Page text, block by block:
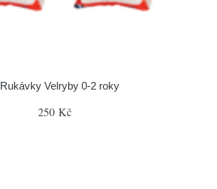
Rukávky Velryby 0-2 roky
250 Kč